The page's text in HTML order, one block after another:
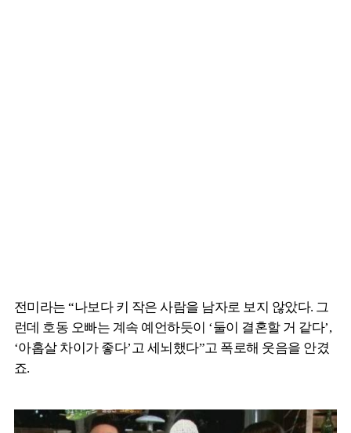
전미라는 “나보다 키 작은 사람을 남자로 보지 않았다. 그
런데 호동 오빠는 계속 예언하듯이 ‘둘이 결혼할 거 같다’,
‘아홉살 차이가 좋다’고 세뇌했다”고 폭로해 웃음을 안겼
죠.